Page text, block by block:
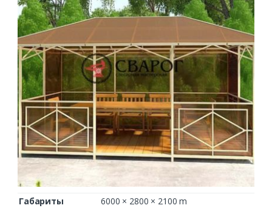
Габариты 6000 × 2800 × 2100 m